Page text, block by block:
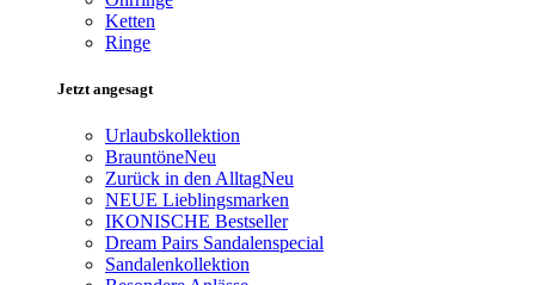
Ketten
Ringe
Jetzt angesagt
Urlaubskollektion
BrauntöneNeu
Zurück in den AlltagNeu
NEUE Lieblingsmarken
IKONISCHE Bestseller
Dream Pairs Sandalenspecial
Sandalenkollektion